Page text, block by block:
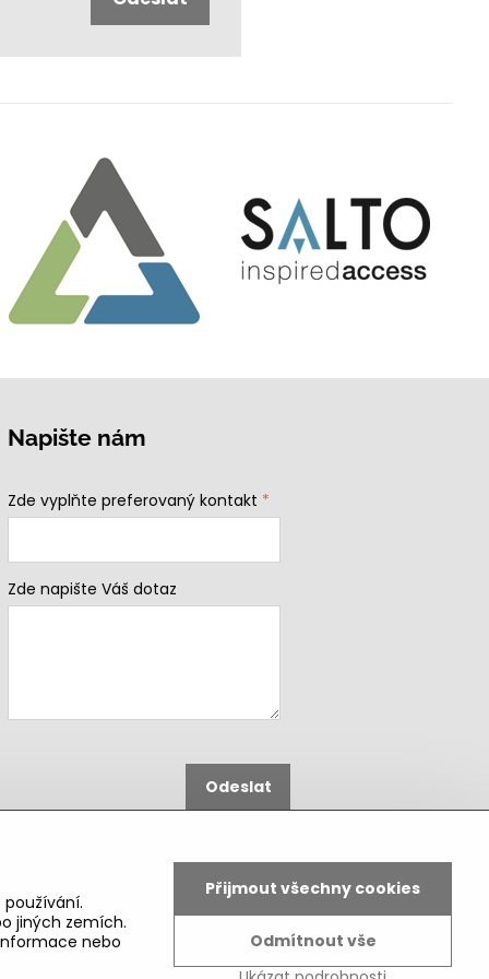
Napište nám
Zde vyplňte preferovaný kontakt *
Zde napište Váš dotaz
Odeslat
jiných zemích.
nebo
Přijmout všechny cookies
Odmítnout vše